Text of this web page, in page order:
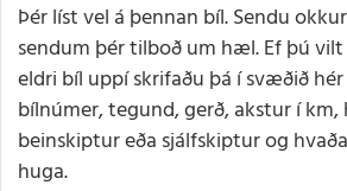
Þér líst vel á þennan bíl. Sendu
sendum þér tilboð um hæl. Ef þú vilt
eldri bíl uppí skrifaðu þá í svæðið
bílnúmer, tegund, gerð, akstur í
beinskiptur eða sjálfskiptur og
huga.